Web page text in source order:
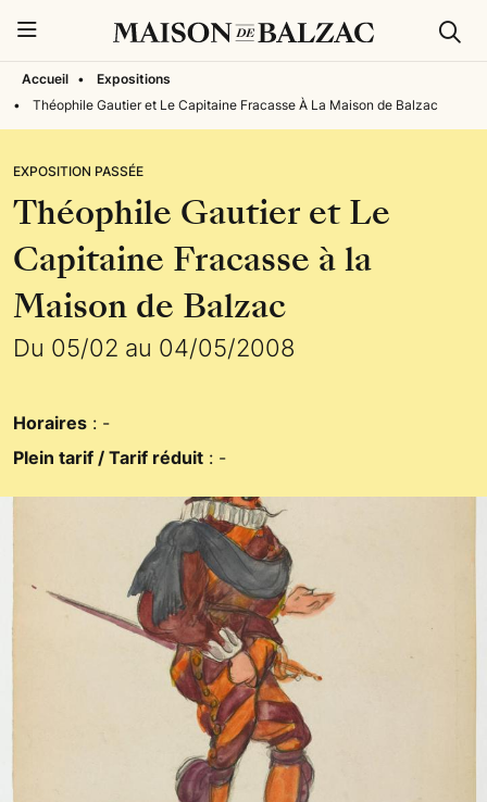
Accueil •
Expositions
•
Théophile Gautier et Le Capitaine Fracasse À La Maison de Balzac
EXPOSITION PASSÉE
Théophile Gautier et Le
Capitaine Fracasse à la
Maison de Balzac
Du 05/02 au 04/05/2008
Horaires : -
Plein tarif / Tarif réduit : -